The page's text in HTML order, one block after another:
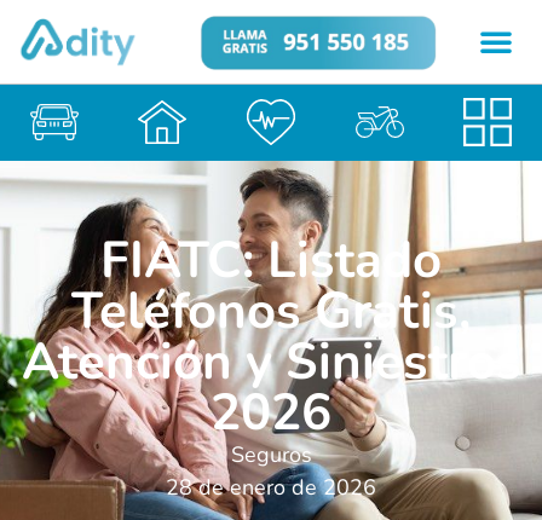
FIATC: Listado
Teléfonos Gratis,
Atención y Siniestros
2026
Seguros
28 de enero de 2026